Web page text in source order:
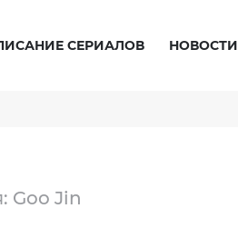
СЕРИАЛОВ НОВОСТИ
Goo Jin